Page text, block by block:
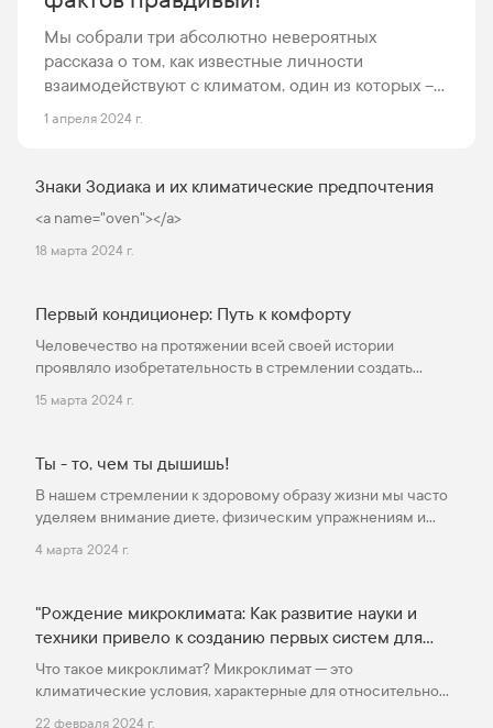
Мы собрали три абсолютно невероятных
рассказа о том, как известные личности
взаимодействуют с климатом, один из которых –
чистой воды правда, а остальные – выдумка, как
детективное умение и интуицию. Возможно, вам
пробудить внутреннего Шерлока, чтобы не
утонуть в океане выдумок. Начнем игру!
1 апреля 2024 г.
Знаки Зодиака и их климатические предпочтения
<a name="oven"></a>
18 марта 2024 г.
Первый кондиционер: Путь к комфорту
Человечество на протяжении всей своей истории
проявляло изобретательность в стремлении создать
климатом. Интересные примеры можно найти в
заканчивая средневековьем, каждая из которых
применяла уникальные методы для охлаждения своих
жилищ.
15 марта 2024 г.
Ты - то, чем ты дышишь!
В нашем стремлении к здоровому образу жизни мы часто
уделяем внимание диете, физическим упражнениям и
этом одним из самых фундаментальных аспектов нашего
Воздушная среда в наших домах может быть насыщена
микрочастицами, аллергенами и микроорганизмами,
негативно влияющими на наше здоровье. Применение
современных климатических устройств позволяет не
только улучшить качество воздуха, но и оказать
положительное воздействие на респираторную,
4 марта 2024 г.
"Рождение микроклимата: Как развитие науки и
техники привело к созданию первых систем для
регулирования влажности воздуха"
Что такое микроклимат? Микроклимат — это
климатические условия, характерные для относительно
22 февраля 2024 г.